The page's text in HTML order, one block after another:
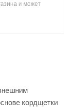
и может
кордщетки